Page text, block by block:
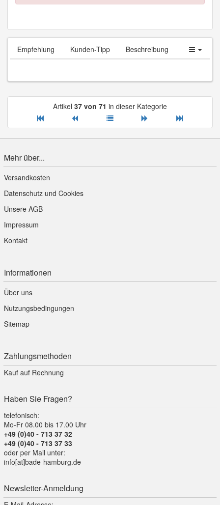
Empfehlung Kunden-Tipp Beschreibung
Artikel 37 von 71 in dieser Kategorie
Mehr über...
Versandkosten
Datenschutz und Cookies
Unsere AGB
Impressum
Kontakt
Informationen
Über uns
Nutzungsbedingungen
Sitemap
Zahlungsmethoden
Kauf auf Rechnung
Haben Sie Fragen?
telefonisch:
Mo-Fr 08.00 bis 17.00 Uhr
+49 (0)40 - 713 37 32
+49 (0)40 - 713 37 33
oder per Mail unter:
info[at]bade-hamburg.de
Newsletter-Anmeldung